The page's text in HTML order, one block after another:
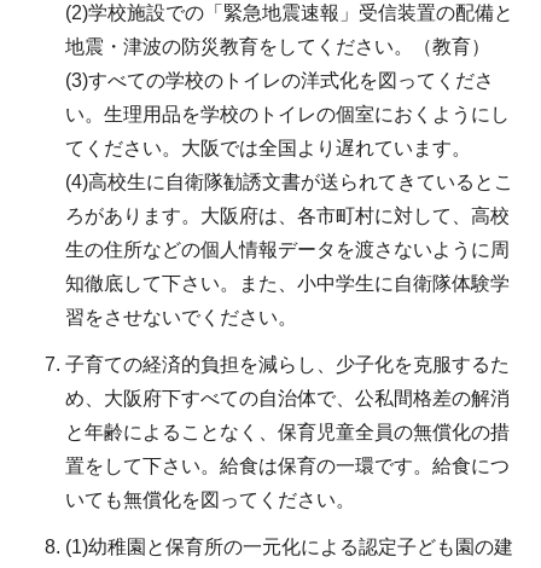
(2)学校施設での「緊急地震速報」受信装置の配備と
地震・津波の防災教育をしてください。（教育）
(3)すべての学校のトイレの洋式化を図ってくださ
い。生理用品を学校のトイレの個室におくようにし
てください。大阪では全国より遅れています。
(4)高校生に自衛隊勧誘文書が送られてきているとこ
ろがあります。大阪府は、各市町村に対して、高校
生の住所などの個人情報データを渡さないように周
知徹底して下さい。また、小中学生に自衛隊体験学
習をさせないでください。
子育ての経済的負担を減らし、少子化を克服するた
め、大阪府下すべての自治体で、公私間格差の解消
と年齢によることなく、保育児童全員の無償化の措
置をして下さい。給食は保育の一環です。給食につ
いても無償化を図ってください。
(1)幼稚園と保育所の一元化による認定子ども園の建